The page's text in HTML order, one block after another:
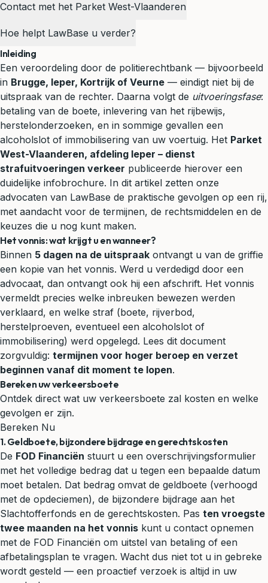
Contact met het Parket West-Vlaanderen
Hoe helpt LawBase u verder?
Inleiding
Een veroordeling door de politierechtbank — bijvoorbeeld
in Brugge, Ieper, Kortrijk of Veurne — eindigt niet bij de
uitspraak van de rechter. Daarna volgt de uitvoeringsfase:
betaling van de boete, inlevering van het rijbewijs,
herstelonderzoeken, en in sommige gevallen een
alcoholslot of immobilisering van uw voertuig. Het Parket
West-Vlaanderen, afdeling Ieper – dienst
strafuitvoeringen verkeer publiceerde hierover een
duidelijke infobrochure. In dit artikel zetten onze
advocaten van LawBase de praktische gevolgen op een rij,
met aandacht voor de termijnen, de rechtsmiddelen en de
keuzes die u nog kunt maken.
Het vonnis: wat krijgt u en wanneer?
Binnen 5 dagen na de uitspraak ontvangt u van de griffie
een kopie van het vonnis. Werd u verdedigd door een
advocaat, dan ontvangt ook hij een afschrift. Het vonnis
vermeldt precies welke inbreuken bewezen werden
verklaard, en welke straf (boete, rijverbod,
herstelproeven, eventueel een alcoholslot of
immobilisering) werd opgelegd. Lees dit document
zorgvuldig: termijnen voor hoger beroep en verzet
beginnen vanaf dit moment te lopen.
Bereken uw verkeersboete
Ontdek direct wat uw verkeersboete zal kosten en welke
gevolgen er zijn.
Bereken Nu
1. Geldboete, bijzondere bijdrage en gerechtskosten
De FOD Financiën stuurt u een overschrijvingsformulier
met het volledige bedrag dat u tegen een bepaalde datum
moet betalen. Dat bedrag omvat de geldboete (verhoogd
met de opdeciemen), de bijzondere bijdrage aan het
Slachtofferfonds en de gerechtskosten. Pas ten vroegste
twee maanden na het vonnis kunt u contact opnemen
met de FOD Financiën om uitstel van betaling of een
afbetalingsplan te vragen. Wacht dus niet tot u in gebreke
wordt gesteld — een proactief verzoek is altijd in uw